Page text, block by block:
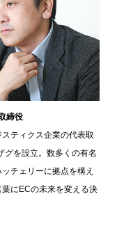
締役
ティクス企業の代表取
グを設立。数多くの有名
チェリーに拠点を構え
にECの未来を変える決